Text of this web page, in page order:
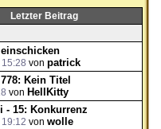
Letzter Beitrag
einschicken
15:28 von patrick
Kein Titel
von HellKitty
- 15: Konkurrenz
19:12 von wolle